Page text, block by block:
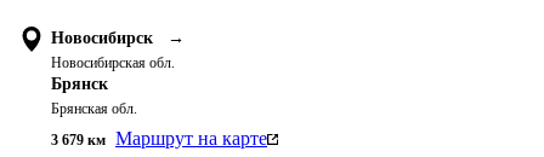
Новосибирск →
Новосибирская обл.
Брянск
Брянская обл.
3 679 км Маршрут на карте